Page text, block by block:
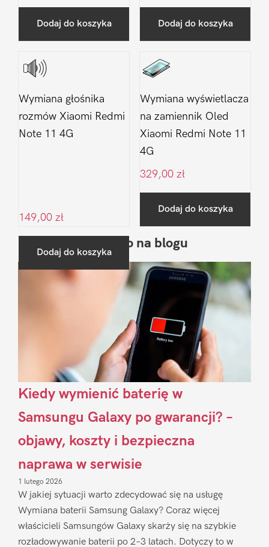
Dodaj do koszyka Dodaj do koszyka
Wymiana głośnika
rozmów Xiaomi Redmi
Note 11 4G
149,00 zł
Dodaj do koszyka
Wymiana wyświetlacza
na zamiennik Oled
Xiaomi Redmi Note 11
4G
329,00 zł
Dodaj do koszyka
Pierwszy
Sidebar
Ostatnio na blogu
Kiedy wymienić baterię w
Samsungu Galaxy po gwarancji? –
objawy, koszty i bezpieczna
naprawa w serwisie
1 lutego 2026
W jakiej sytuacji warto zdecydować się na usługę
Wymiana baterii Samsung Galaxy? Coraz więcej
właścicieli Samsungów Galaxy skarży się na szybkie
rozładowywanie baterii po 2–3 latach. Dotyczy to w